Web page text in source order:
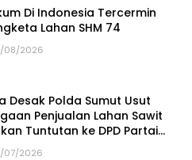
Di Indonesia Tercermin
Lahan SHM 74
08/2026
Desak Polda Sumut Usut
Penjualan Lahan Sawit
Tuntutan ke DPD Partai
07/2026